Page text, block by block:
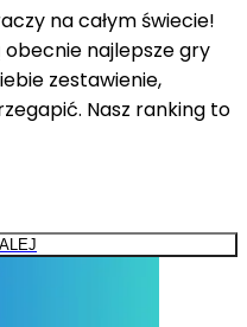
na całym świecie!
obecnie najlepsze gry
zestawienie,
Nasz ranking to